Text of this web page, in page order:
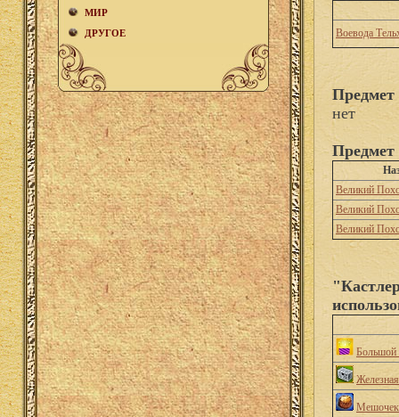
МИР
ДРУГОЕ
Воевода
нет
Предмет
Великий
Великий
Великий
Большой
Мешочек